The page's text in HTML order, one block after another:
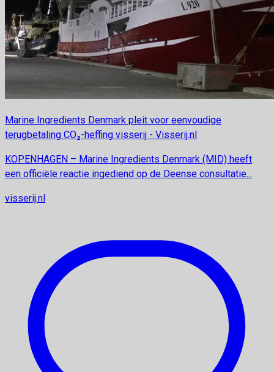
Marine Ingredients Denmark pleit voor eenvoudige
terugbetaling CO₂-heffing visserij - Visserij.nl
KOPENHAGEN – Marine Ingredients Denmark (MID) heeft
een officiële reactie ingediend op de Deense consultatie...
visserij.nl